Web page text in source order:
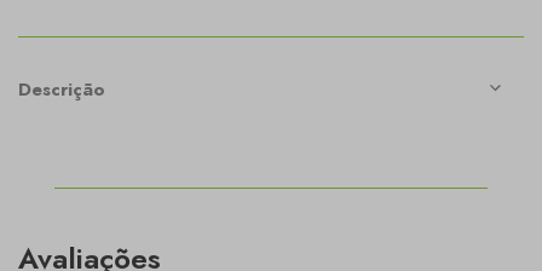
Descrição
Avaliações